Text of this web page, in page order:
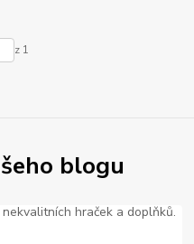
z 1
blogu